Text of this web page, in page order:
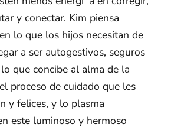
y conectar. Kim piensa
lo que los hijos necesitan de
a ser autogestivos, seguros
que concibe al alma de la
proceso de cuidado que les
y felices, y lo plasma
este luminoso y hermoso